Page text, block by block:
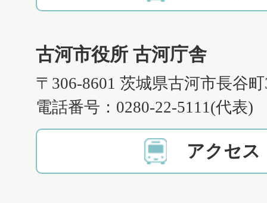
古河市役所 古河庁舎
〒306-8601 茨城県古河市長谷
電話番号：0280-22-5111(代表)
アクセス